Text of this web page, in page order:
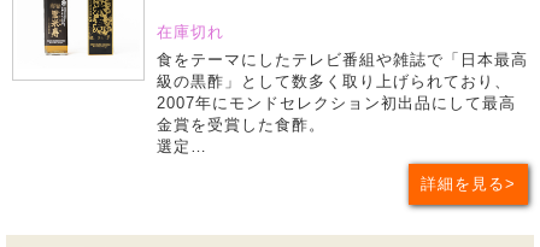
在庫切れ
食をテーマにしたテレビ番組や雑誌で「日本最高
級の黒酢」として数多く取り上げられており、
2007年にモンドセレクション初出品にして最高
金賞を受賞した食酢。
選定…
詳細を見る